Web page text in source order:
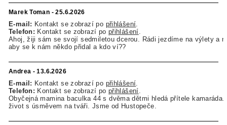
Marek Toman - 25.6.2026
E-mail: Kontakt se zobrazí po přihlášení
Telefon: Kontakt se zobrazí po přihlášení
Ahoj, žiji sám se svojí sedmiletou dcerou. Rádi jezdíme na výlety a
aby se k nám někdo přidal a kdo ví??
Andrea - 13.6.2026
E-mail: Kontakt se zobrazí po přihlášení
Telefon: Kontakt se zobrazí po přihlášení
Obyčejná mamina baculka 44 s dvěma dětmi hledá přítele kamaráda.
život s úsměvem na tváři. Jsme od Hustopeče.